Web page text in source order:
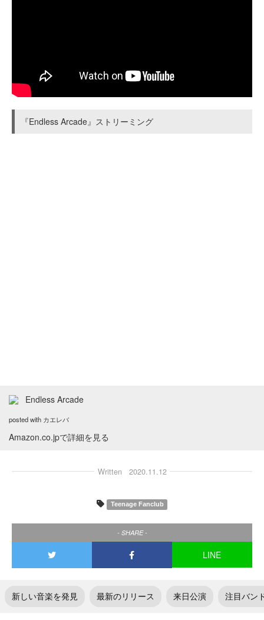
『Endless Arcade』ストリーミング
Endless Arcade
posted with カエレバ
Amazon.co.jpで詳細を見る
Written 2020.11.12
Teenage Fanclub
- SHARE -
LINE
新しい音楽を発見 最新のリリース 来日公演 注目バン